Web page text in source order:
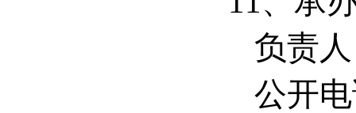
负责人
公开电